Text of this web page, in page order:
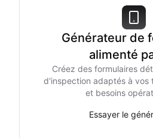
Générateur de
alimenté
Créez des formulaires
d'inspection adaptés à vos
et besoins
Essayer le